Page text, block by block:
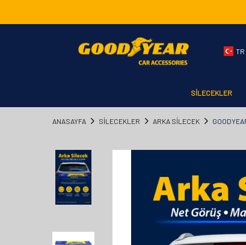
TR
SİLECEKLER
ANASAYFA SİLECEKLER ARKA SİLECEK